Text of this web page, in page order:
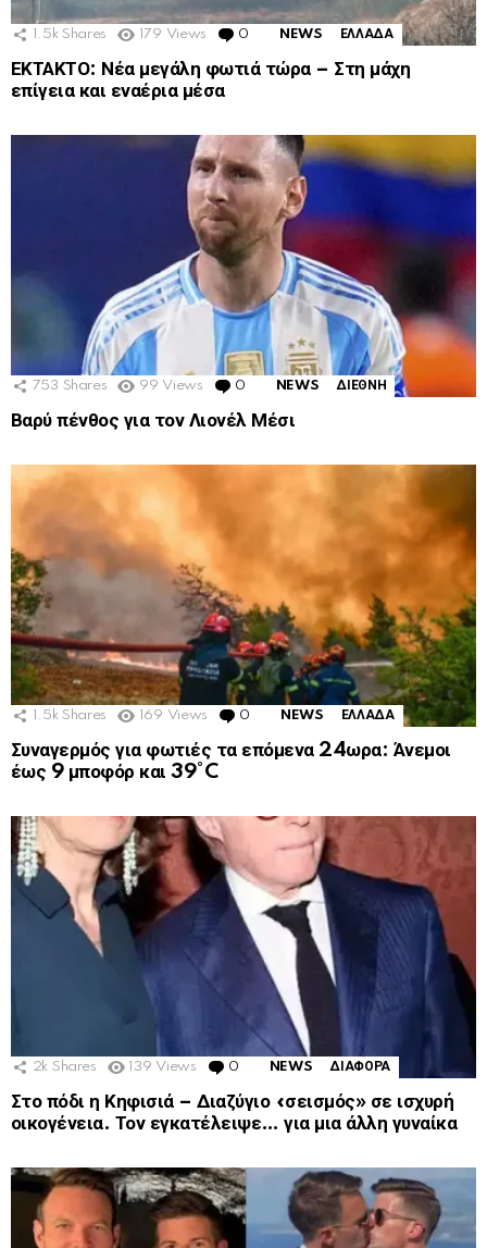
1.5k Shares 179 Views 0 Comments
NEWS ΕΛΛΑΔΑ
ΕΚΤΑΚΤΟ: Νέα μεγάλη φωτιά τώρα – Στη μάχη
επίγεια και εναέρια μέσα
753 Shares 99 Views 0 Comments
NEWS ΔΙΕΘΝΗ
Βαρύ πένθος για τον Λιονέλ Μέσι
1.5k Shares 169 Views 0 Comments
NEWS ΕΛΛΑΔΑ
Συναγερμός για φωτιές τα επόμενα 24ωρα: Άνεμοι
έως 9 μποφόρ και 39°C
2k Shares 139 Views 0 Comments
NEWS ΔΙΑΦΟΡΑ
Στο πόδι η Κηφισιά – Διαζύγιο «σεισμός» σε ισχυρή
οικογένεια. Τον εγκατέλειψε… για μια άλλη γυναίκα